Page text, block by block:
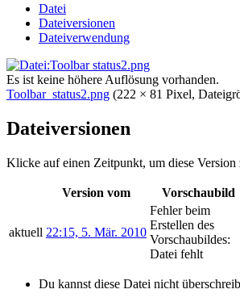
Datei
Dateiversionen
Dateiverwendung
Es ist keine höhere Auflösung vorhanden.
Toolbar_status2.png (222 × 81 Pixel,
Dateiversionen
Klicke auf einen Zeitpunkt, um diese Version
Version vom Vorschaubild
aktuell 22:15, 5. Mär. 2010
Fehler beim
Erstellen des
Vorschaubildes:
Datei fehlt
Du kannst diese Datei nicht